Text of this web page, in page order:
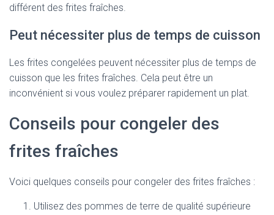
différent des frites fraîches.
Peut nécessiter plus de temps de cuisson
Les frites congelées peuvent nécessiter plus de temps de
cuisson que les frites fraîches. Cela peut être un
inconvénient si vous voulez préparer rapidement un plat.
Conseils pour congeler des
frites fraîches
Voici quelques conseils pour congeler des frites fraîches :
Utilisez des pommes de terre de qualité supérieure